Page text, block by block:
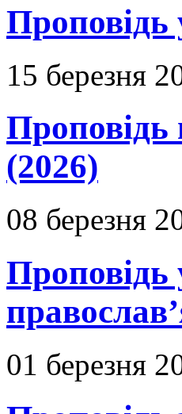
Проповідь
15 березня
Проповідь
(2026)
08 березня
Проповідь
01 березня